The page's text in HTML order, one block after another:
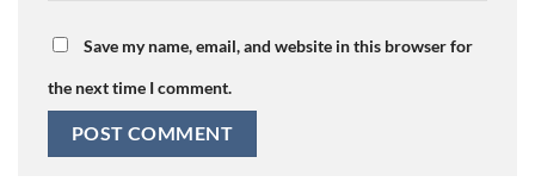
Save my name, email, and website in this browser for
the next time I comment.